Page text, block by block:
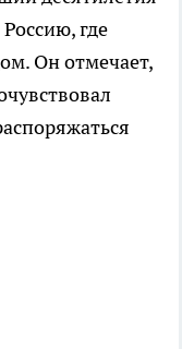
где
Он отмечает,